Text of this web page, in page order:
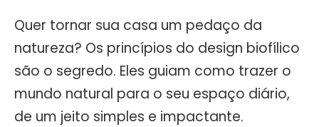
Quer tornar sua casa um pedaço da
natureza? Os princípios do design biofílico
são o segredo. Eles guiam como trazer o
mundo natural para o seu espaço diário,
de um jeito simples e impactante.